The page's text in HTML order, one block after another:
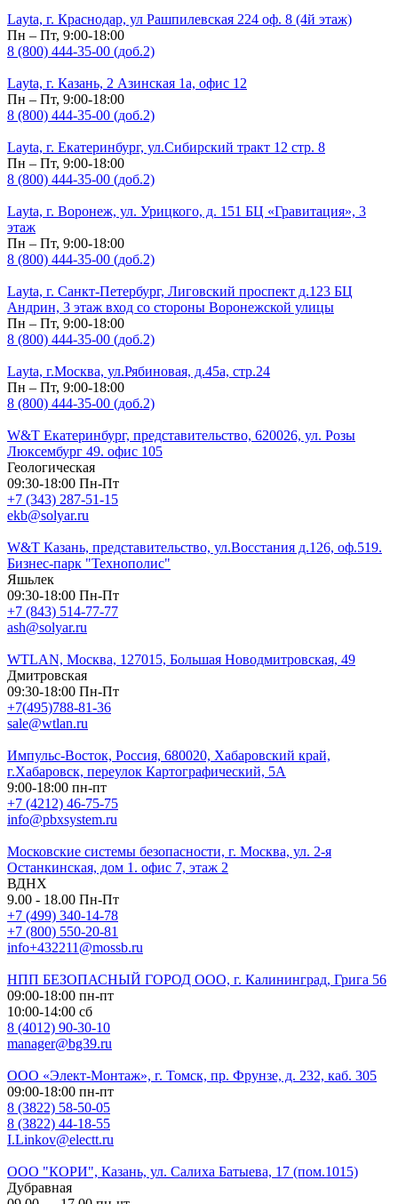
Layta, г. Краснодар, ул Рашпилевская 224 оф. 8 (4й этаж)
Пн – Пт, 9:00-18:00
8 (800) 444-35-00 (доб.2)
Layta, г. Казань, 2 Азинская 1а, офис 12
Пн – Пт, 9:00-18:00
8 (800) 444-35-00 (доб.2)
Layta, г. Екатеринбург, ул.Сибирский тракт 12 стр. 8
Пн – Пт, 9:00-18:00
8 (800) 444-35-00 (доб.2)
Layta, г. Воронеж, ул. Урицкого, д. 151 БЦ «Гравитация», 3
этаж
Пн – Пт, 9:00-18:00
8 (800) 444-35-00 (доб.2)
Layta, г. Санкт-Петербург, Лиговский проспект д.123 БЦ
Андрин, 3 этаж вход со стороны Воронежской улицы
Пн – Пт, 9:00-18:00
8 (800) 444-35-00 (доб.2)
Layta, г.Москва, ул.Рябиновая, д.45а, стр.24
Пн – Пт, 9:00-18:00
8 (800) 444-35-00 (доб.2)
W&T Екатеринбург, представительство, 620026, ул. Розы
Люксембург 49. офис 105
Геологическая
09:30-18:00 Пн-Пт
+7 (343) 287-51-15
ekb@solyar.ru
W&T Казань, представительство, ул.Восстания д.126, оф.519.
Бизнес-парк "Технополис"
Яшьлек
09:30-18:00 Пн-Пт
+7 (843) 514-77-77
ash@solyar.ru
WTLAN, Москва, 127015, Большая Новодмитровская, 49
Дмитровская
09:30-18:00 Пн-Пт
+7(495)788-81-36
sale@wtlan.ru
Импульс-Восток, Россия, 680020, Хабаровский край,
г.Хабаровск, переулок Картографический, 5А
9:00-18:00 пн-пт
+7 (4212) 46-75-75
info@pbxsystem.ru
Московские системы безопасности, г. Москва, ул. 2-я
Останкинская, дом 1. офис 7, этаж 2
ВДНХ
9.00 - 18.00 Пн-Пт
+7 (499) 340-14-78
+7 (800) 550-20-81
info+432211@mossb.ru
НПП БЕЗОПАСНЫЙ ГОРОД ООО, г. Калининград, Грига 56
09:00-18:00 пн-пт
10:00-14:00 сб
8 (4012) 90-30-10
manager@bg39.ru
ООО «Элект-Монтаж», г. Томск, пр. Фрунзе, д. 232, каб. 305
09:00-18:00 пн-пт
8 (3822) 58-50-05
8 (3822) 44-18-55
I.Linkov@electt.ru
ООО "КОРИ", Казань, ул. Салиха Батыева, 17 (пом.1015)
Дубравная